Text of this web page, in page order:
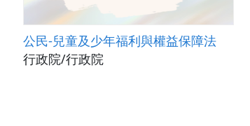
公民-兒童及少年福利與權益保障法
行政院/行政院